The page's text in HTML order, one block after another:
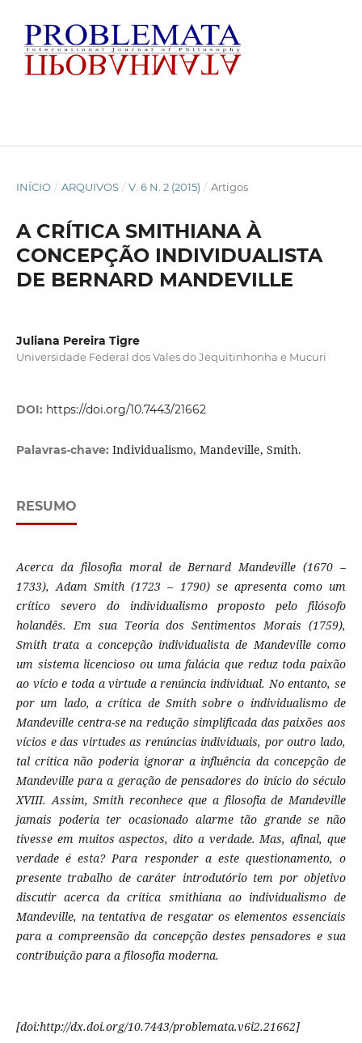
INÍCIO / ARQUIVOS / V. 6 N. 2 (2015) / Artigos
A CRÍTICA SMITHIANA À
CONCEPÇÃO INDIVIDUALISTA
DE BERNARD MANDEVILLE
Juliana Pereira Tigre
Universidade Federal dos Vales do Jequitinhonha e Mucuri
DOI: https://doi.org/10.7443/21662
Palavras-chave: Individualismo, Mandeville, Smith.
RESUMO
Acerca da filosofia moral de Bernard Mandeville (1670 –
1733), Adam Smith (1723 – 1790) se apresenta como um
crítico severo do individualismo proposto pelo filósofo
holandês. Em sua Teoria dos Sentimentos Morais (1759),
Smith trata a concepção individualista de Mandeville como
um sistema licencioso ou uma falácia que reduz toda paixão
ao vício e toda a virtude a renúncia individual. No entanto, se
por um lado, a crítica de Smith sobre o individualismo de
Mandeville centra-se na redução simplificada das paixões aos
vícios e das virtudes as renúncias individuais, por outro lado,
tal crítica não poderia ignorar a influência da concepção de
Mandeville para a geração de pensadores do início do século
XVIII. Assim, Smith reconhece que a filosofia de Mandeville
jamais poderia ter ocasionado alarme tão grande se não
tivesse em muitos aspectos, dito a verdade. Mas, afinal, que
verdade é esta? Para responder a este questionamento, o
presente trabalho de caráter introdutório tem por objetivo
discutir acerca da crítica smithiana ao individualismo de
Mandeville, na tentativa de resgatar os elementos essenciais
para a compreensão da concepção destes pensadores e sua
contribuição para a filosofia moderna.
[doi:http://dx.doi.org/10.7443/problemata.v6i2.21662]